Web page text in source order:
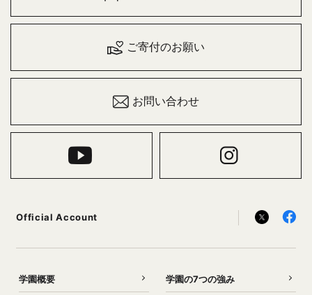
ご寄付のお願い
お問い合わせ
Official Account
学園概要 学園の7つの強み